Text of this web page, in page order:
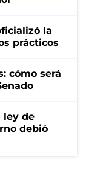
la
prácticos
cómo será
ley de
debió